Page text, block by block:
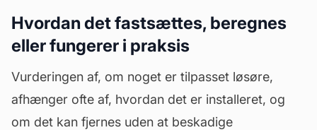
Hvordan det fastsættes, beregnes
eller fungerer i praksis
Vurderingen af, om noget er tilpasset løsøre,
afhænger ofte af, hvordan det er installeret, og
om det kan fjernes uden at beskadige